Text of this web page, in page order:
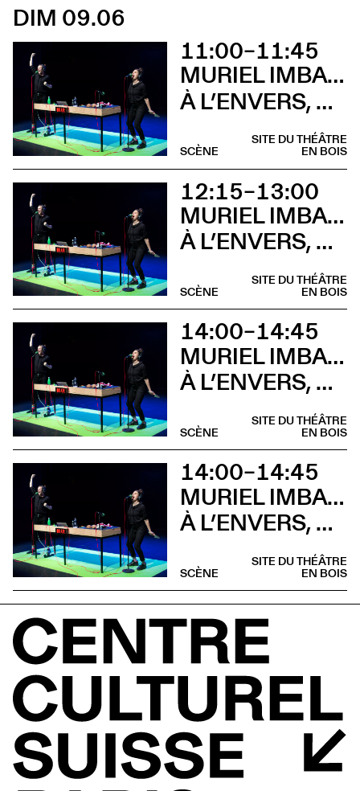
DIM 09.06
11:00–11:45
MURIEL IMBACH, COMPAGNIE LA BOCCA DELLA LUNA
À L’ENVERS, À L’ENDROIT
SITE DU THÉÂTRE
EN BOIS
SCÈNE
12:15–13:00
MURIEL IMBACH, COMPAGNIE LA BOCCA DELLA LUNA
À L’ENVERS, À L’ENDROIT (Brunch)
SITE DU THÉÂTRE
EN BOIS
SCÈNE
14:00–14:45
MURIEL IMBACH, COMPAGNIE LA BOCCA DELLA LUNA
À L’ENVERS, À L’ENDROIT (Atelier)
SITE DU THÉÂTRE
EN BOIS
SCÈNE
14:00–14:45
MURIEL IMBACH, COMPAGNIE LA BOCCA DELLA LUNA
À L’ENVERS, À L’ENDROIT (Sieste musicale)
SITE DU THÉÂTRE
EN BOIS
SCÈNE